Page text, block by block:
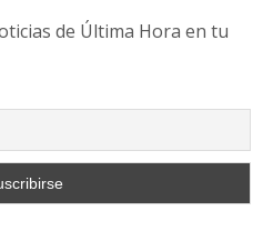
de Última Hora en tu